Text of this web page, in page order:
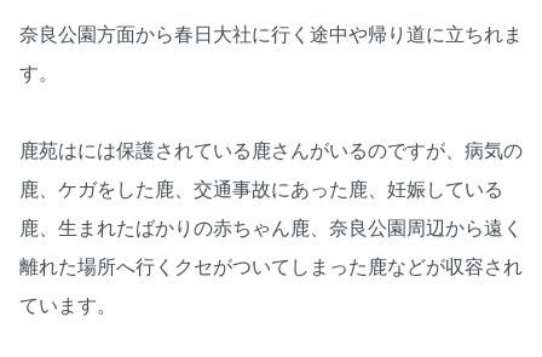
奈良公園方面から春日大社に行く途中や帰り道に立ちれま
す。
鹿苑はには保護されている鹿さんがいるのですが、病気の
鹿、ケガをした鹿、交通事故にあった鹿、妊娠している
鹿、生まれたばかりの赤ちゃん鹿、奈良公園周辺から遠く
離れた場所へ行くクセがついてしまった鹿などが収容され
ています。